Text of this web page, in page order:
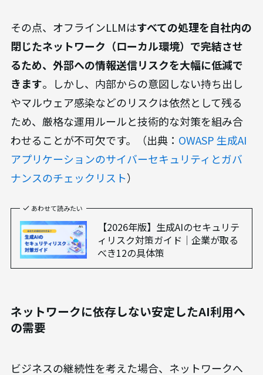
その点、オフラインLLMはすべての処理を自社内の
閉じたネットワーク（ローカル環境）で完結させ
るため、外部への情報送信リスクを大幅に低減で
きます。しかし、内部からの意図しない持ち出し
やマルウェア感染などのリスクは依然として残る
ため、厳格な運用ルールと技術的な対策を組み合
わせることが不可欠です。（出典： OWASP 生成AI
アプリケーションのサイバーセキュリティとガバ
ナンスのチェックリスト）
あわせて読みたい
【2026年版】生成AIのセキュリテ
ィリスク対策ガイド｜企業が取る
べき12の具体策
ネットワークに依存しない安定したAI利用へ
の需要
ビジネスの継続性を考えた場合、ネットワークへ